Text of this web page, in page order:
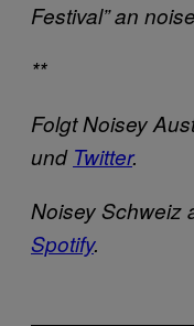
Festival” an
**
Folgt Noisey
und Twitter.
Noisey Schweiz
Spotify.